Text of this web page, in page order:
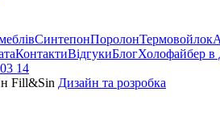
СинтепонПоролонТермовойлок
КонтактиВідгукиБлогХолофайбер в
14
Fill&Sin Дизайн та розробка